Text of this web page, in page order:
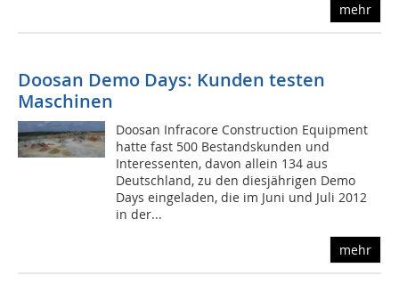
mehr
Doosan Demo Days: Kunden testen
Maschinen
Doosan Infracore Construction Equipment
hatte fast 500 Bestandskunden und
Interessenten, davon allein 134 aus
Deutschland, zu den diesjährigen Demo
Days eingeladen, die im Juni und Juli 2012
in der...
mehr